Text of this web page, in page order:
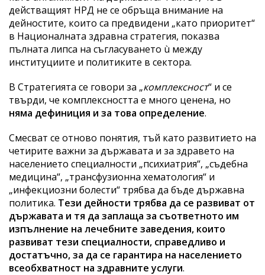
действащият НРД не се обръща внимание на
дейностите, които са предвидени „като приоритет“
в Националната здравна стратегия, показва
пълната липса на съгласуването ù между
институциите и политиките в сектора.
В Стратегията се говори за „комплексност“ и се
твърди, че комплексността е много ценена, но
няма дефиниция и за това определение.
Смесват се отново понятия, тъй като развитието на
четирите важни за държавата и за здравето на
населението специалности „психиатрия“, „съдебна
медицина“, „трансфузионна хематология“ и
„инфекциозни болести“ трябва да бъде държавна
политика. Тези дейности трябва да се развиват от
държавата и тя да заплаща за съответното им
изпълнение на лечебните заведения, които
развиват тези специалности, справедливо и
достатъчно, за да се гарантира на населението
всеобхватност на здравните услуги.